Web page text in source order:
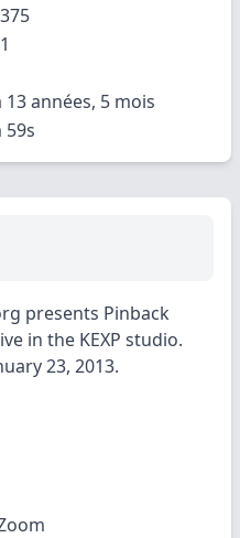
13 années, 5 mois
59s
presents Pinback
in the KEXP studio.
23, 2013.